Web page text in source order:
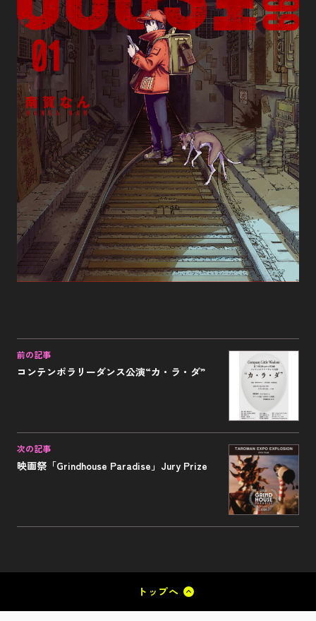
前の記事
コンテンポラリーダンス公演“カ・ラ・ダ”
次の記事
映画祭「Grindhouse Paradise」Jury Prize
トップへ